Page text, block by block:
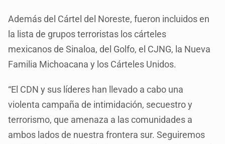
Además del Cártel del Noreste, fueron incluidos en
la lista de grupos terroristas los cárteles
mexicanos de Sinaloa, del Golfo, el CJNG, la Nueva
Familia Michoacana y los Cárteles Unidos.
“El CDN y sus líderes han llevado a cabo una
violenta campaña de intimidación, secuestro y
terrorismo, que amenaza a las comunidades a
ambos lados de nuestra frontera sur. Seguiremos